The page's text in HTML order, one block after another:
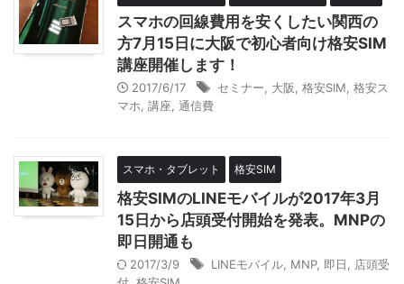
スマホの回線費用を安くしたい関西の
方7月15日に大阪で初心者向け格安SIM
講座開催します！
2017/6/17 セミナー 大阪 格安SIM 格安ス
マホ 講座 通信費
スマホ・タブレット 格安SIM
格安SIMのLINEモバイルが2017年3月
15日から店頭受付開始を発表。MNPの
即日開通も
2017/3/9 LINEモバイル MNP, 即日
店頭受